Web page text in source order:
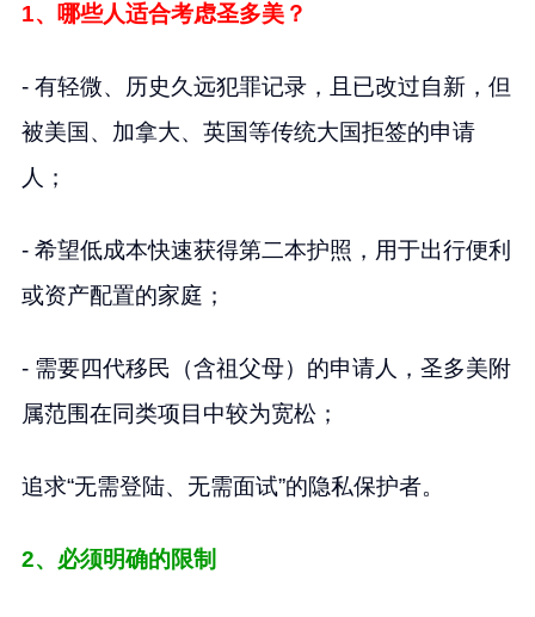
1、哪些人适合考虑圣多美？
- 有轻微、历史久远犯罪记录，且已改过自新，但
被美国、加拿大、英国等传统大国拒签的申请
人；
- 希望低成本快速获得第二本护照，用于出行便利
或资产配置的家庭；
- 需要四代移民（含祖父母）的申请人，圣多美附
属范围在同类项目中较为宽松；
追求“无需登陆、无需面试”的隐私保护者。
2、必须明确的限制